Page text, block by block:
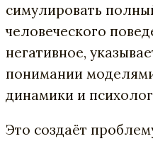
симулировать
человеческого
негативное,
понимании
динамики и
Это создаёт